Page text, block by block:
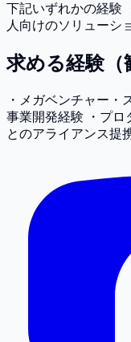
下記いずれかの経験
人向けのソリューシ
求める経験（
・メガベンチャー・
事業開発経験 ・プロ
とのアライアンス提